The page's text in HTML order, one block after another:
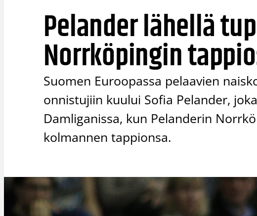
Pelander lähellä
Norrköpingin
Suomen Euroopassa pelaavien
onnistujiin kuului Sofia Pelander,
Damliganissa, kun Pelanderin
kolmannen tappionsa.